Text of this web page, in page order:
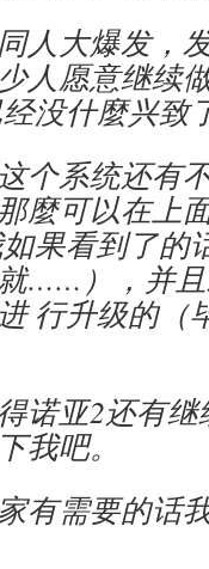
人大爆发，
人愿意继续
没什麼兴致
个系统还有
麼可以在上
果看到了的
就……），并
行升级的（
诺亚2还有
我吧。
有需要的话